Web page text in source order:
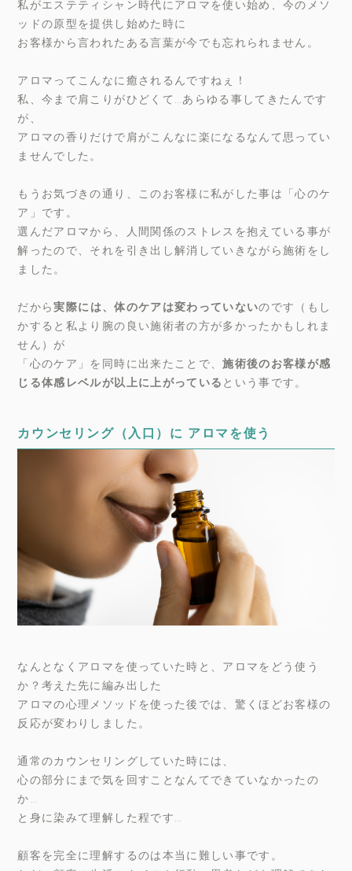
私がエステティシャン時代にアロマを使い始め、今のメソ
ッドの原型を提供し始めた時に
お客様から言われたある言葉が今でも忘れられません。
アロマってこんなに癒されるんですねぇ！
私、今まで肩こりがひどくて…あらゆる事してきたんです
が、
アロマの香りだけで肩がこんなに楽になるなんて思ってい
ませんでした。
もうお気づきの通り、このお客様に私がした事は「心のケ
ア」です。
選んだアロマから、人間関係のストレスを抱えている事が
解ったので、それを引き出し解消していきながら施術をし
ました。
だから実際には、体のケアは変わっていないのです（もし
かすると私より腕の良い施術者の方が多かったかもしれま
せん）が
「心のケア」を同時に出来たことで、施術後のお客様が感
じる体感レベルが以上に上がっている という事です。
カウンセリング（入口）に アロマを使う
なんとなくアロマを使っていた時と、アロマをどう使う
か？考えた先に編み出した
アロマの心理メソッドを使った後では、驚くほどお客様の
反応が変わりしました。
通常のカウンセリングしていた時には、
心の部分にまで気を回すことなんてできていなかったの
か…
と身に染みて理解した程です…
顧客を完全に理解するのは本当に難しい事です。